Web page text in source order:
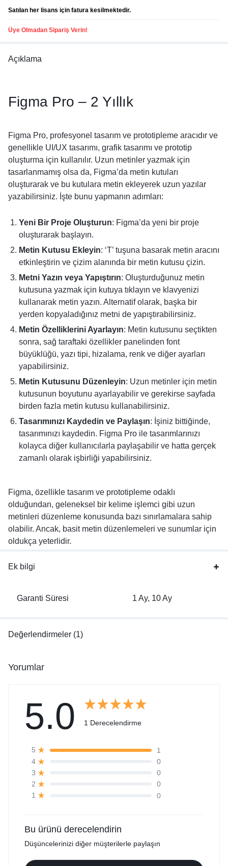
Satılan her lisans için fatura kesilmektedir.
Üye Olmadan Sipariş Verin!
Açıklama
Figma Pro – 2 Yıllık
Figma Pro, profesyonel tasarım ve prototipleme aracıdır ve
genellikle UI/UX tasarımı, grafik tasarımı ve prototip
oluşturma için kullanılır. Uzun metinler yazmak için
tasarlanmamış olsa da, Figma’da metin kutuları
oluşturarak ve bu kutulara metin ekleyerek uzun yazılar
yazabilirsiniz. İşte bunu yapmanın adımları:
Yeni Bir Proje Oluşturun: Figma’da yeni bir proje
oluşturarak başlayın.
Metin Kutusu Ekleyin: ‘T’ tuşuna basarak metin aracını
etkinleştirin ve çizim alanında bir metin kutusu çizin.
Metni Yazın veya Yapıştırın: Oluşturduğunuz metin
kutusuna yazmak için kutuya tıklayın ve klavyenizi
kullanarak metin yazın. Alternatif olarak, başka bir
yerden kopyaladığınız metni de yapıştırabilirsiniz.
Metin Özelliklerini Ayarlayın: Metin kutusunu seçtikten
sonra, sağ taraftaki özellikler panelinden font
büyüklüğü, yazı tipi, hizalama, renk ve diğer ayarları
yapabilirsiniz.
Metin Kutusunu Düzenleyin: Uzun metinler için metin
kutusunun boyutunu ayarlayabilir ve gerekirse sayfada
birden fazla metin kutusu kullanabilirsiniz.
Tasarımınızı Kaydedin ve Paylaşın: İşiniz bittiğinde,
tasarımınızı kaydedin. Figma Pro ile tasarımlarınızı
kolayca diğer kullanıcılarla paylaşabilir ve hatta gerçek
zamanlı olarak işbirliği yapabilirsiniz.
Figma, özellikle tasarım ve prototipleme odaklı
olduğundan, geleneksel bir kelime işlemci gibi uzun
metinleri düzenleme konusunda bazı sınırlamalara sahip
olabilir. Ancak, basit metin düzenlemeleri ve sunumlar için
oldukça yeterlidir.
Ek bilgi
Garanti Süresi 1 Ay, 10 Ay
Değerlendirmeler (1)
Yorumlar
5.0 1 Derecelendirme
5
1
4
0
3
0
2
0
1
0
Bu ürünü derecelendirin
Düşüncelerinizi diğer müşterilerle paylaşın